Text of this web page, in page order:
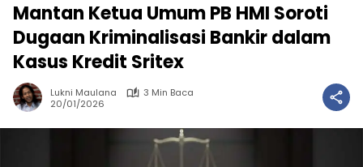
Mantan Ketua Umum PB HMI Soroti
Dugaan Kriminalisasi Bankir dalam
Kasus Kredit Sritex
Lukni Maulana
3 Min Baca
20/01/2026